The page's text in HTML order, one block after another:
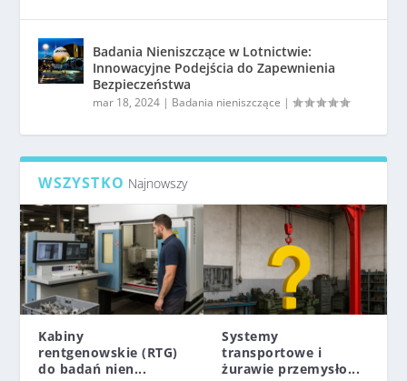
Badania Nieniszczące w Lotnictwie:
Innowacyjne Podejścia do Zapewnienia
Bezpieczeństwa
mar 18, 2024 | Badania nieniszczące |
WSZYSTKO Najnowszy
Kabiny
rentgenowskie (RTG)
do badań nien...
Systemy
transportowe i
żurawie przemysło...